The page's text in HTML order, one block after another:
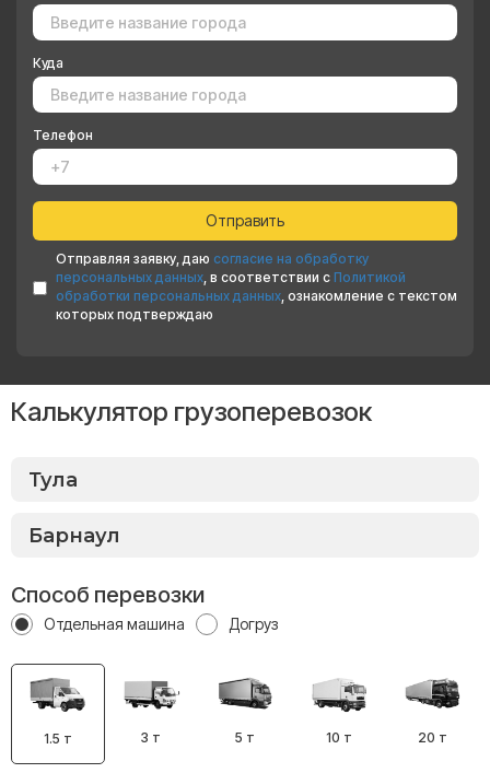
Куда
Телефон
Отправляя заявку, даю согласие на обработку
персональных данных, в соответствии с Политикой
обработки персональных данных, ознакомление с текстом
которых подтверждаю
Калькулятор грузоперевозок
Способ перевозки
Отдельная машина Догруз
1.5 т 3 т 5 т 10 т 20 т